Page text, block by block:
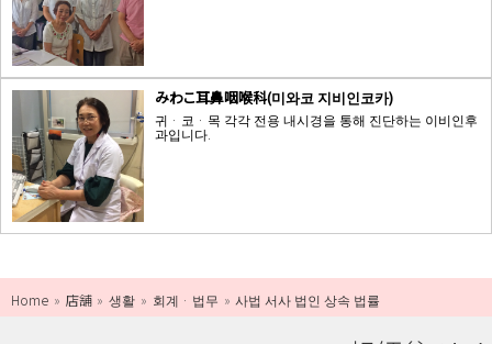
みわこ耳鼻咽喉科(미와코 지비인코카)
귀 · 코 · 목 각각 전용 내시경을 통해 진단하는 이비인후
과입니다.
Home 店舗 생활 회계 · 법무 사법 서사 법인 상속 법률